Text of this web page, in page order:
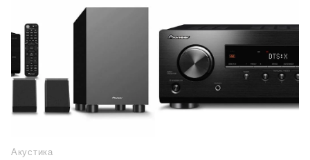
Акустика